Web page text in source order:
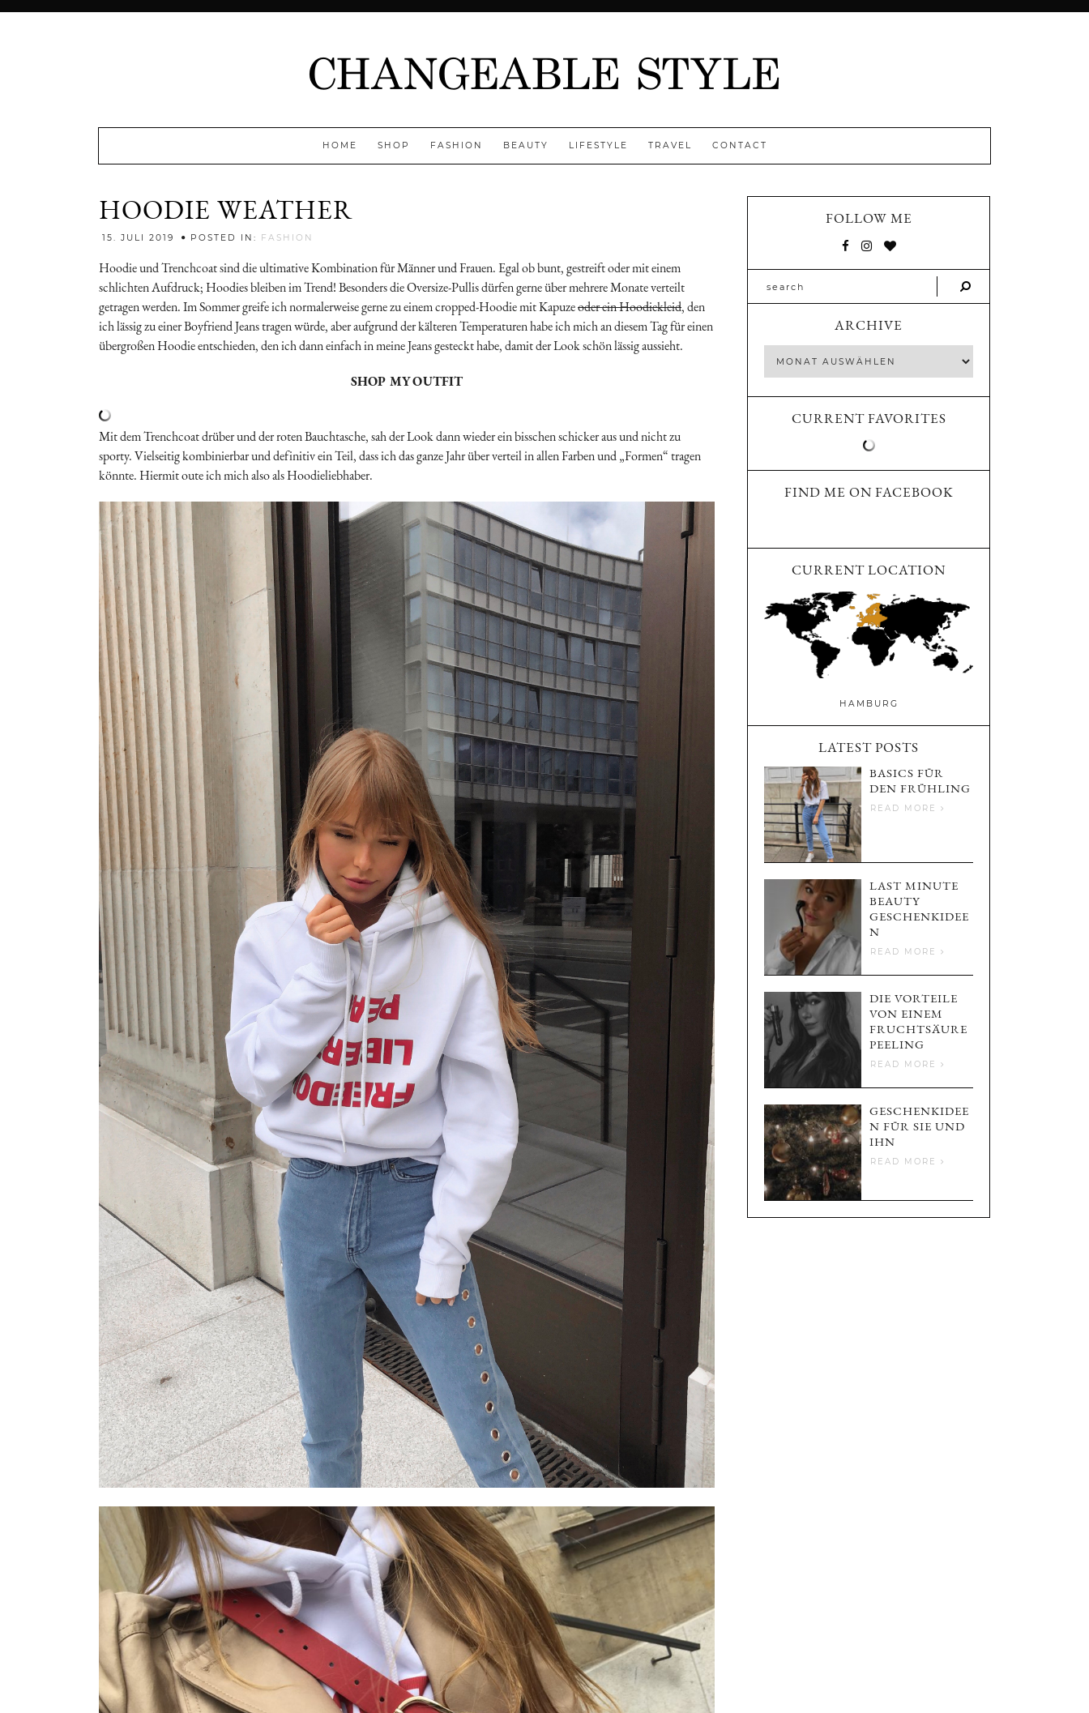
HOME SHOP FASHION BEAUTY LIFESTYLE TRAVEL CONTACT
HOODIE WEATHER
15. JULI 2019 POSTED IN: FASHION
Hoodie und Trenchcoat sind die ultimative Kombination für Männer und Frauen. Egal ob bunt, gestreift oder mit einem
schlichten Aufdruck; Hoodies bleiben im Trend! Besonders die Oversize-Pullis dürfen gerne über mehrere Monate verteilt
getragen werden. Im Sommer greife ich normalerweise gerne zu einem cropped-Hoodie mit Kapuzeoder ein Hoodiekleid, den
ich lässig zu einer Boyfriend Jeans tragen würde, aber aufgrund der kälteren Temperaturen habe ich mich an diesem Tag für einen
übergroßen Hoodie entschieden, den ich dann einfach in meine Jeans gesteckt habe, damit der Look schön lässig aussieht.
SHOP MY OUTFIT
Mit dem Trenchcoat drüber und der roten Bauchtasche, sah der Look dann wieder ein bisschen schicker aus und nicht zu
sporty. Vielseitig kombinierbar und definitiv ein Teil, dass ich das ganze Jahr über verteil in allen Farben und „Formen“ tragen
könnte. Hiermit oute ich mich also als Hoodieliebhaber.
FOLLOW ME
ARCHIVE
CURRENT FAVORITES
FIND ME ON FACEBOOK
CURRENT LOCATION
HAMBURG
LATEST POSTS
BASICS FÜR
DEN FRÜHLING
READ MORE
LAST MINUTE
BEAUTY
GESCHENKIDEE
N
READ MORE
DIE VORTEILE
VON EINEM
FRUCHTSÄURE
PEELING
READ MORE
GESCHENKIDEE
N FÜR SIE UND
IHN
READ MORE